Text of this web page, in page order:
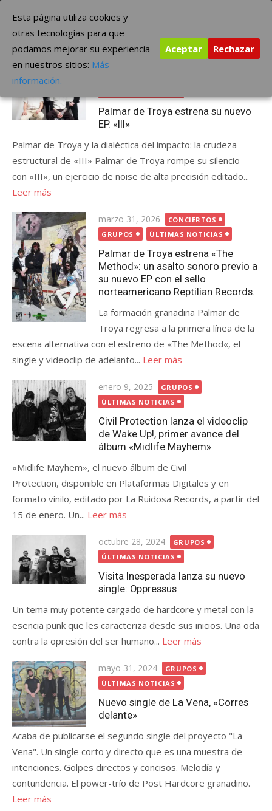
contenido
The Borderline Music
Etiqueta:hxc
Palmar de Troya estrena su nuevo
EP. «III»
Palmar de Troya y la dialéctica del impacto: la crudeza
estructural de «III» Palmar de Troya rompe su silencio
con «III», un ejercicio de noise de alta precisión editado...
Leer más
Publicada
el
marzo 31, 2026
CONCIERTOS
GRUPOS
ÚLTIMAS NOTICIAS
Palmar de Troya estrena «The
Method»: un asalto sonoro previo a
su nuevo EP con el sello
norteamericano Reptilian Records.
La formación granadina Palmar de
Troya regresa a la primera línea de la
escena alternativa con el estreno de «The Method«, el
single y videoclip de adelanto... Leer más
Publicada
el
enero 9, 2025
GRUPOS
ÚLTIMAS NOTICIAS
Civil Protection lanza el videoclip
de Wake Up!, primer avance del
álbum «Midlife Mayhem»
«Midlife Mayhem», el nuevo álbum de Civil
Protection, disponible en Plataformas Digitales y en
formato vinilo, editado por La Ruidosa Records, a partir del
15 de enero. Un... Leer más
Publicada
el
octubre 28, 2024
GRUPOS
ÚLTIMAS NOTICIAS
Visita Inesperada lanza su nuevo
single: Oppressus
Un tema muy potente cargado de hardcore y metal con la
esencia punk que les caracteriza desde sus inicios. Una oda
contra la opresión del ser humano... Leer más
Publicada
el
mayo 31, 2024
GRUPOS
ÚLTIMAS NOTICIAS
Nuevo single de La Vena, «Corres
delante»
Acaba de publicarse el segundo single del proyecto "La
Vena". Un single corto y directo que es una muestra de
intenciones. Golpes directos y concisos. Melodía y
contundencia. El power-trío de Post Hardcore granadino.
Leer más
Esta página utiliza cookies y
otras tecnologías para que
podamos mejorar su experiencia
en nuestros sitios: Más
información.
Aceptar Rechazar